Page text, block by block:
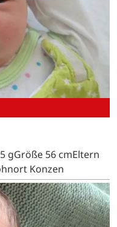
gGröße 56 cmEltern
Konzen